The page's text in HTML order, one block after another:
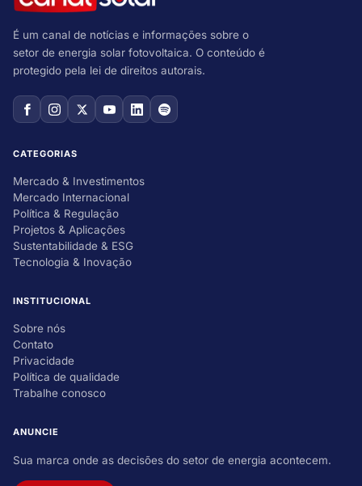
É um canal de notícias e informações sobre o
setor de energia solar fotovoltaica. O conteúdo é
protegido pela lei de direitos autorais.
CATEGORIAS
Mercado & Investimentos
Mercado Internacional
Política & Regulação
Projetos & Aplicações
Sustentabilidade & ESG
Tecnologia & Inovação
INSTITUCIONAL
Sobre nós
Contato
Privacidade
Política de qualidade
Trabalhe conosco
ANUNCIE
Sua marca onde as decisões do setor de energia acontecem.